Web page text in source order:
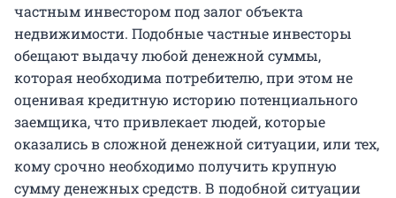
частным инвестором под залог объекта
недвижимости. Подобные частные инвесторы
обещают выдачу любой денежной суммы,
которая необходима потребителю, при этом не
оценивая кредитную историю потенциального
заемщика, что привлекает людей, которые
оказались в сложной денежной ситуации, или тех,
кому срочно необходимо получить крупную
сумму денежных средств. В подобной ситуации